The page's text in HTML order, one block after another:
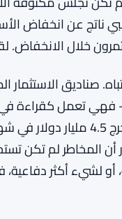
بشكل كبير
البيتكوين
تكن تجلس مكتوفة
عن انخفاض
خلال الانخفاض.